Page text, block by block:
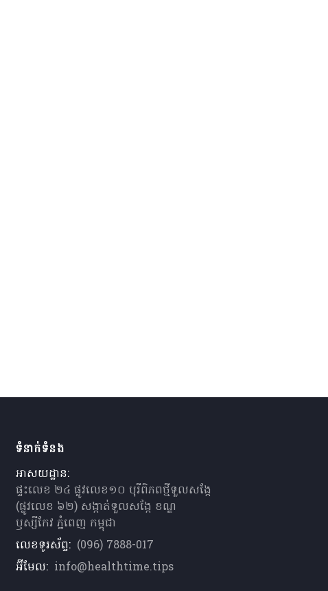
ទំនាក់ទំនង
អាសយដ្ឋាន:
ផ្ទះលេខ ២៤ ផ្លូវលេខ១០ បុរីពិភពថ្មីទួលសង្កែ
(ផ្លូវលេខ ៦២) សង្កាត់ទួលសង្កែ ខណ្ឌ
ឫស្សីកែវ ភ្នំពេញ កម្ពុជា
លេខទូរស័ព្ទ: (096) 7888-017
អ៊ីមែល: info@healthtime.tips